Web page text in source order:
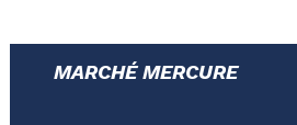
MARCHÉ MERCURE